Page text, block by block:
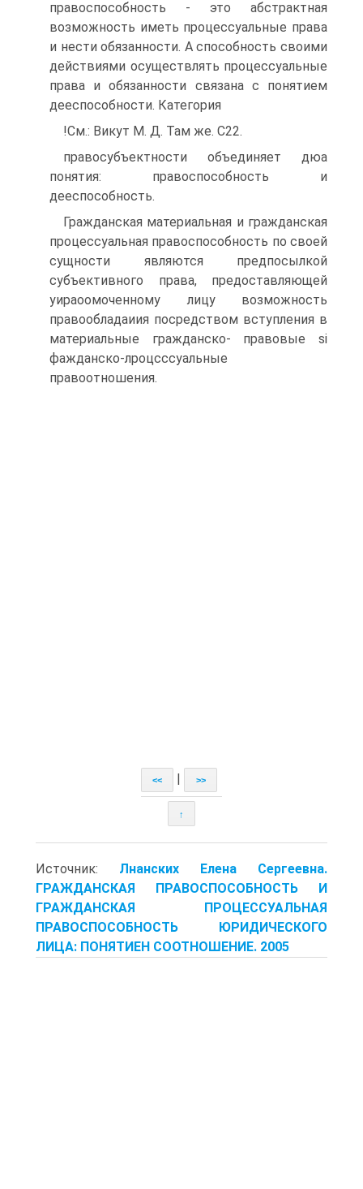
правоспособность - это абстрактная
возможность иметь процессуальные права
и нести обязанности. А способность своими
действиями осуществлять процессуальные
права и обязанности связана с понятием
дееспособности. Категория
!См.: Викут М. Д. Там же. С22.
правосубъектности объединяет дюа
понятия: правоспособность и
дееспособность.
Гражданская материальная и гражданская
процессуальная правоспособность по своей
сущности являются предпосылкой
субъективного права, предоставляющей
уираоомоченному лицу возможность
правообладаиия посредством вступления в
материальные гражданско- правовые si
фажданско-лроцсссуальные
правоотношения.
<< >>
↑
Источник: Лнанских Елена Сергеевна.
ГРАЖДАНСКАЯ ПРАВОСПОСОБНОСТЬ И
ГРАЖДАНСКАЯ ПРОЦЕССУАЛЬНАЯ
ПРАВОСПОСОБНОСТЬ ЮРИДИЧЕСКОГО
ЛИЦА: ПОНЯТИЕН СООТНОШЕНИЕ. 2005